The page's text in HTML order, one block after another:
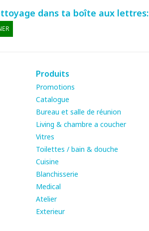
dans ta boîte aux lettres:
Produits
Promotions
Catalogue
Bureau et salle de réunion
Living & chambre a coucher
Vitres
Toilettes / bain & douche
Cuisine
Blanchisserie
Medical
Atelier
Exterieur